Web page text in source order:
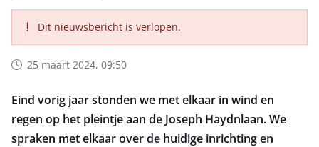
Dit nieuwsbericht is verlopen.
25 maart 2024, 09:50
Eind vorig jaar stonden we met elkaar in wind en
regen op het pleintje aan de Joseph Haydnlaan. We
spraken met elkaar over de huidige inrichting en